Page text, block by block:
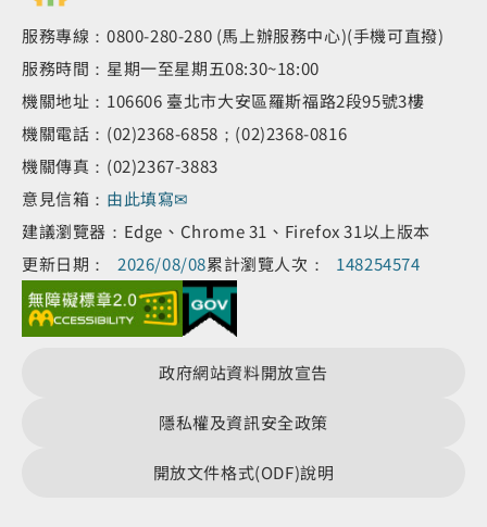
服務專線：0800-280-280 (馬上辦服務中心)(手機可直撥)
服務時間：星期一至星期五08:30~18:00
機關地址：106606 臺北市大安區羅斯福路2段95號3樓
機關電話：(02)2368-6858；(02)2368-0816
機關傳真：(02)2367-3883
意見信箱： 由此填寫✉
建議瀏覽器：Edge、Chrome 31、Firefox 31以上版本
更新日期：
2026/08/08累計瀏覽人次： 148254574
政府網站資料開放宣告
隱私權及資訊安全政策
開放文件格式(ODF)說明